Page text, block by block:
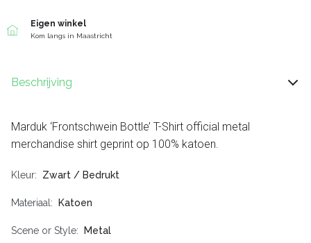
Eigen winkel
Kom langs in Maastricht
Beschrijving
Marduk ‘Frontschwein Bottle’ T-Shirt official metal
merchandise shirt geprint op 100% katoen.
Kleur Zwart / Bedrukt
Materiaal Katoen
Scene or Style Metal